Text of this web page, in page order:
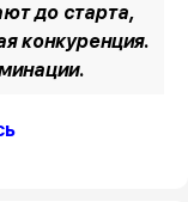
до старта,
конкуренция.